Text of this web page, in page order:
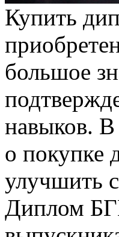
Купить
большое
навыков.
о покупке
улучшить
Диплом